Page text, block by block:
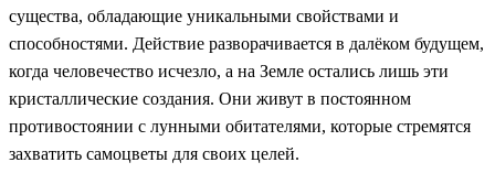
существа, обладающие уникальными свойствами и
способностями. Действие разворачивается в далёком будущем,
когда человечество исчезло, а на Земле остались лишь эти
кристаллические создания. Они живут в постоянном
противостоянии с лунными обитателями, которые стремятся
захватить самоцветы для своих целей.